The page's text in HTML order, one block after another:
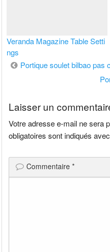
Veranda Magazine Table Setti
ngs
Navigation
Portique soulet bilbao pas
Laisser un
Votre adresse e-mail ne sera
obligatoires sont indiqués
Commentaire*